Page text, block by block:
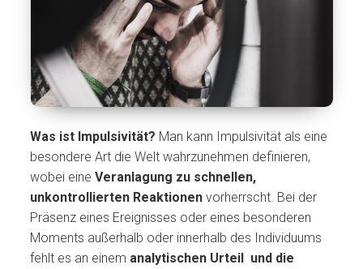
Was ist Impulsivität? Man kann Impulsivität als eine
besondere Art die Welt wahrzunehmen definieren,
wobei eineVeranlagung zu schnellen,
unkontrollierten Reaktionenvorherrscht. Bei der
Präsenz eines Ereignisses oder eines besonderen
Moments außerhalb oder innerhalb des Individuums
fehlt es an einem analytischen Urteil und die